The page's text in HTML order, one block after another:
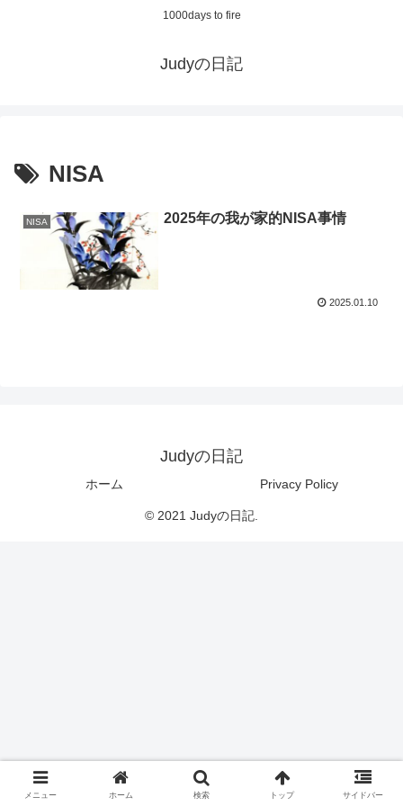
1000days to fire
Judyの日記
NISA
NISA 2025年の我が家的NISA事情
2025.01.10
Judyの日記
ホーム Privacy Policy
© 2021 Judyの日記.
メニュー ホーム 検索 トップ サイドバー